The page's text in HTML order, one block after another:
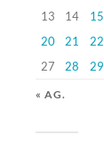
13
14 15
20
21 22
27
28 29
« AG.